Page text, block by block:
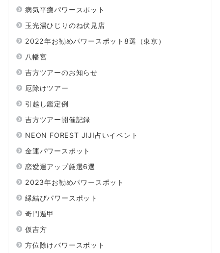
病気平癒パワースポット
玉光湯ひじりのね伏見店
2022年お勧めパワースポット8選（東京）
八幡宮
吉方ツアーのお知らせ
厄除けツアー
引越し鑑定例
吉方ツアー開催記録
NEON FOREST JIJI占いイベント
金運パワースポット
恋愛運アップ厳選6選
2023年お勧めパワースポット
縁結びパワースポット
奇門遁甲
仮吉方
方位除けパワースポット